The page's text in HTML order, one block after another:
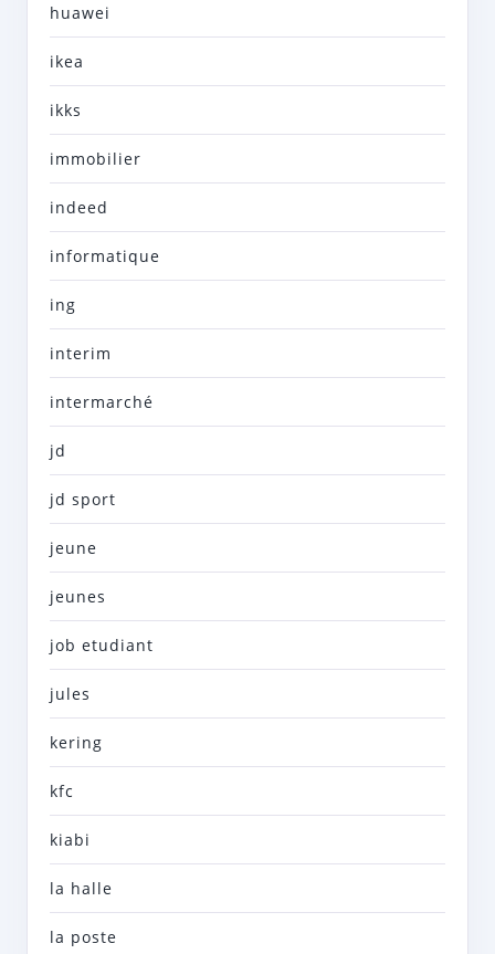
huawei
ikea
ikks
immobilier
indeed
informatique
ing
interim
intermarché
jd
jd sport
jeune
jeunes
job etudiant
jules
kering
kfc
kiabi
la halle
la poste